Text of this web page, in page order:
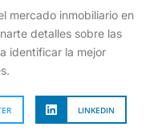
mercado inmobiliario en
detalles sobre las
identificar la mejor
LINKEDIN